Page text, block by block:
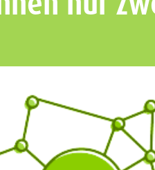
Wird NICHT GUT sein.
So einfach ist das!